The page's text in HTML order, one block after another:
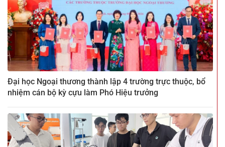
Đại học Ngoại thương thành lập 4 trường trực thuộc, bổ
nhiệm cán bộ kỳ cựu làm Phó Hiệu trưởng